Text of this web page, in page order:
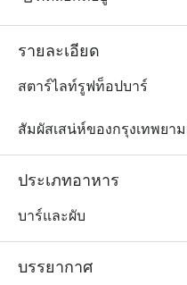
รายละเอียด
สตาร์ไลท์รูฟท็อปบาร์
สัมผัสเสน่ห์ของกรุงเทพยาม
ค้นพบความลงตัวระหว่าง
เงียบสงบใต้แสงดาวที่
ทำให้ที่นี่เป็นสถานที่เหมาะ
ประเภทอาหาร
บาร์และผับ
บรรยากาศ